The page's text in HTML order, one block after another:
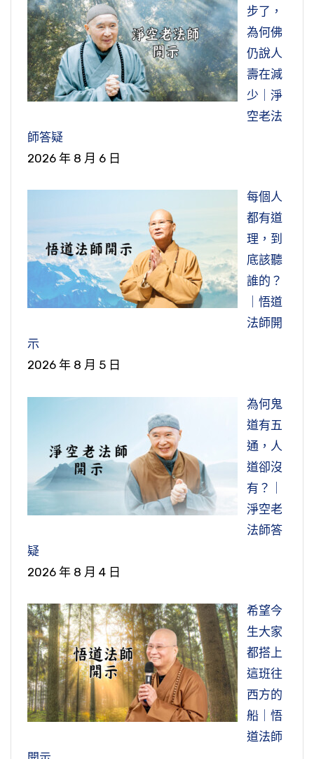
步了，
為何佛
仍說人
壽在減
少｜淨
空老法
師答疑
2026 年 8 月 6 日
每個人
都有道
理，到
底該聽
誰的？
｜悟道
法師開
示
2026 年 8 月 5 日
為何鬼
道有五
通，人
道卻沒
有？｜
淨空老
法師答
疑
2026 年 8 月 4 日
希望今
生大家
都搭上
這班往
西方的
船｜悟
道法師